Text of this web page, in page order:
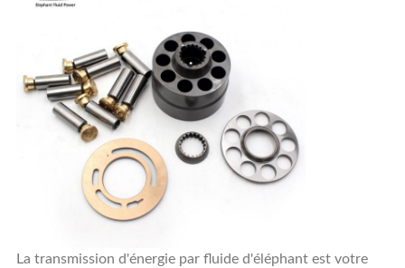
La transmission d'énergie par fluide d'éléphant est votre